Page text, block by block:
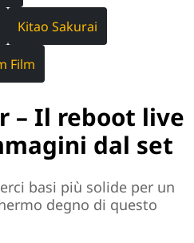
Kitao Sakurai
Film
– Il reboot live
dal set
basi più solide per un
degno di questo